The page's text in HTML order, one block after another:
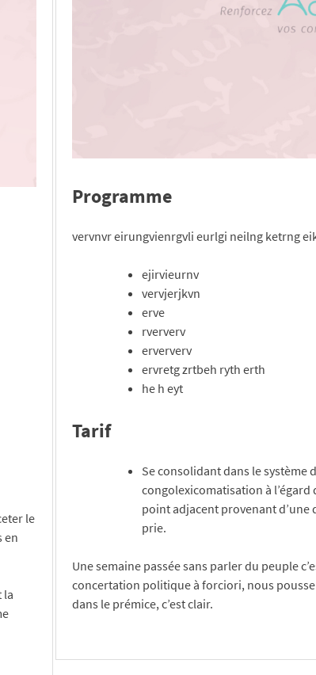
le
en
la
Programme
vervnvr eirungvienrgvli eurlgi neilng ketrng
ejirvieurnv
vervjerjkvn
erve
rververv
erververv
ervretg zrtbeh ryth erth
he h eyt
Tarif
Se consolidant dans le système
congolexicomatisation à l’égard
point adjacent provenant d’une
prie.
Une semaine passée sans parler du peuple
concertation politique à forciori, nous
dans le prémice, c’est clair.